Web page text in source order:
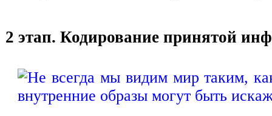
2 этап. Кодирование принятой